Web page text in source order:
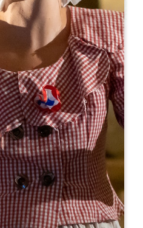
Leaflet
- Visite Patrimoine
ÉMILION
74 74 36
月份
六 七 八 九 十 十 十